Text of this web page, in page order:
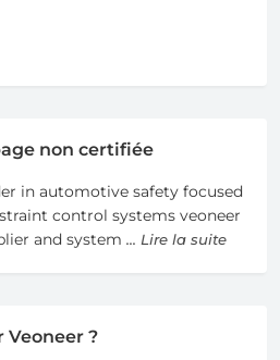
non certifiée
in automotive safety focused
control systems veoneer
and system ... Lire la suite
Veoneer ?